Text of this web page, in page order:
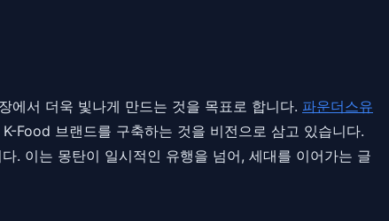
에서 더욱 빛나게 만드는 것을 목표로 합니다. 파운더스유
Food 브랜드를 구축하는 것을 비전으로 삼고 있습니다.
. 이는 몽탄이 일시적인 유행을 넘어, 세대를 이어가는 글